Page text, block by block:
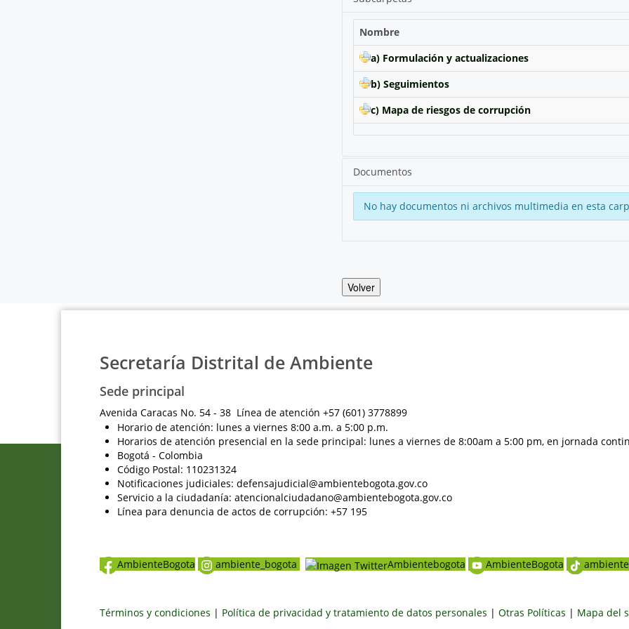
Nombre
a) Formulación y actualizaciones
b) Seguimientos
c) Mapa de riesgos de corrupción
Documentos
No hay documentos ni archivos multimedia en esta
Volver
Secretaría Distrital de Ambiente
Sede principal
Avenida Caracas No. 54 - 38 Línea de atención +57 (601) 3778899
Horario de atención: lunes a viernes 8:00 a.m. a 5:00 p.m.
Horarios de atención presencial en la sede principal: lunes a viernes de 8:00am a 5:00 pm, en jornada
Bogotá - Colombia
Código Postal: 110231324
Notificaciones judiciales: defensajudicial@ambientebogota.gov.co
Servicio a la ciudadanía: atencionalciudadano@ambientebogota.gov.co
Línea para denuncia de actos de corrupción: +57 195
AmbienteBogota ambiente_bogota Ambientebogota AmbienteBogota
Términos y condiciones | Política de privacidad y tratamiento de datos personales | Otras Políticas | Mapa del